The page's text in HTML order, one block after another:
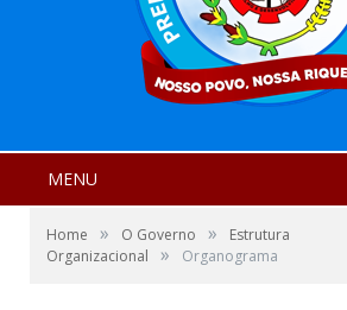
MENU
Home » O Governo »
Estrutura
Organizacional
» Organograma